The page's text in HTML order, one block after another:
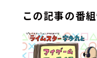
この記事の番